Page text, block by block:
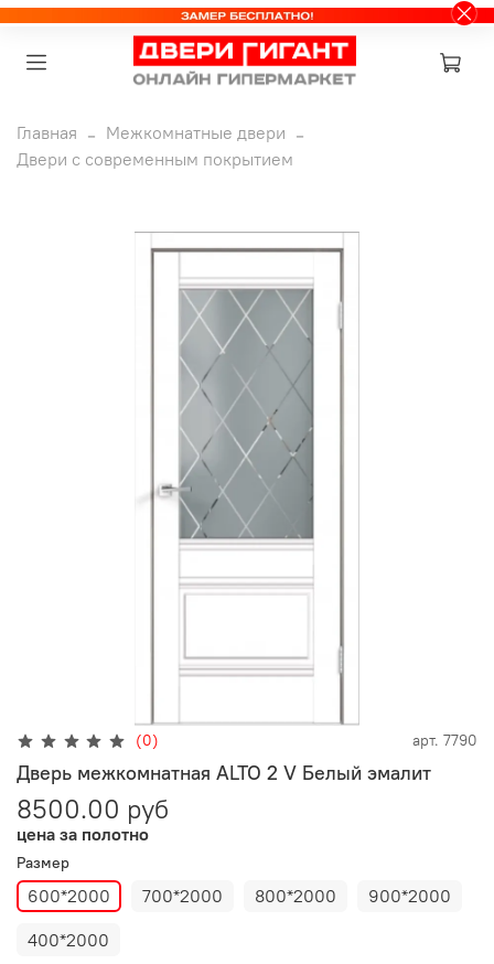
Главная
Межкомнатные двери
Двери с современным покрытием
(0) арт. 7790
Дверь межкомнатная ALTO 2 V Белый эмалит
8500.00 руб
цена за полотно
Размер
600*2000 700*2000 800*2000
900*2000
400*2000